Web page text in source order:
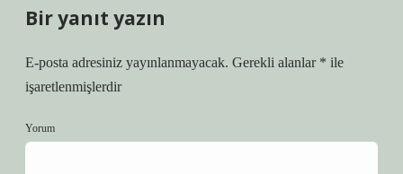
Bir yanıt yazın
E-posta adresiniz yayınlanmayacak. Gerekli alanlar * ile
işaretlenmişlerdir
Yorum